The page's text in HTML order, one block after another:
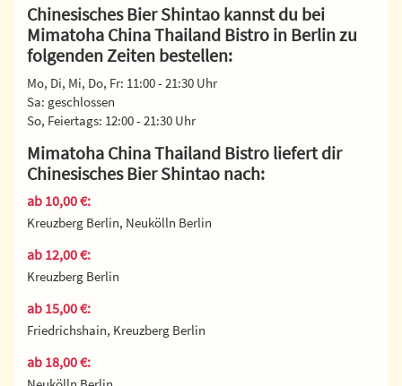
Chinesisches Bier Shintao kannst du bei
Mimatoha China Thailand Bistro in Berlin zu
folgenden Zeiten bestellen:
Mo, Di, Mi, Do, Fr: 11:00 - 21:30 Uhr
Sa: geschlossen
So, Feiertags: 12:00 - 21:30 Uhr
Mimatoha China Thailand Bistro liefert dir
Chinesisches Bier Shintao nach:
ab 10,00 €:
Kreuzberg Berlin, Neukölln Berlin
ab 12,00 €:
Kreuzberg Berlin
ab 15,00 €:
Friedrichshain, Kreuzberg Berlin
ab 18,00 €: